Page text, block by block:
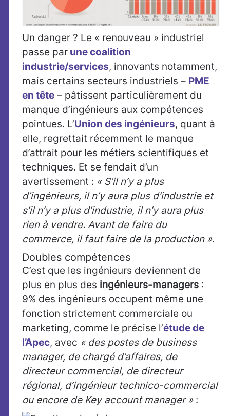
Un danger ? Le « renouveau » industriel
passe par une coalition
industrie/services, innovants notamment,
mais certains secteurs industriels – PME
en tête – pâtissent particulièrement du
manque d’ingénieurs aux compétences
pointues. L’Union des ingénieurs, quant à
elle, regrettait récemment le manque
d’attrait pour les métiers scientifiques et
techniques. Et se fendait d’un
avertissement : « S’il n’y a plus
d’ingénieurs, il n’y aura plus d’industrie et
s’il n’y a plus d’industrie, il n’y aura plus
rien à vendre. Avant de faire du
commerce, il faut faire de la production ».
Doubles compétences
C’est que les ingénieurs deviennent de
plus en plus des ingénieurs-managers :
9% des ingénieurs occupent même une
fonction strictement commerciale ou
marketing, comme le précise l’étude de
l’Apec, avec « des postes de business
manager, de chargé d’affaires, de
directeur commercial, de directeur
régional, d’ingénieur technico-commercial
ou encore de Key account manager »: